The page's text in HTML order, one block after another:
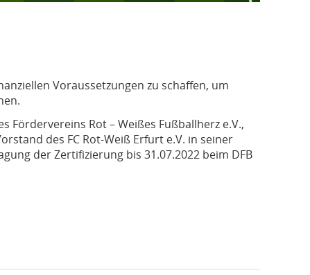
Voraussetzungen zu schaffen, um
Fördervereins Rot – Weißes Fußballherz e.V.,
des FC Rot-Weiß Erfurt e.V. in seiner
der Zertifizierung bis 31.07.2022 beim DFB